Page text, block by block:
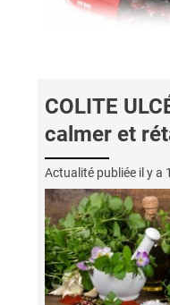
COLITE
calmer et
Actualité publiée il y a